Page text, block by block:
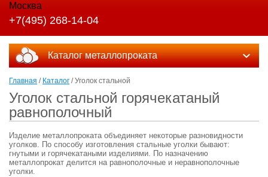
Москва
+7(495) 268-14-04
Каталог металлопроката
Главная / Каталог / Уголок стальной
Уголок стальной горячекатаный
равнополочный
Изделие металлопроката объединяет некоторые разновидности
уголков. По способу изготовления стальные уголки бывают:
гнутыми и горячекатаными изделиями. По назначению
металлопрокат делится на равнополочные и неравнополочные
уголки.